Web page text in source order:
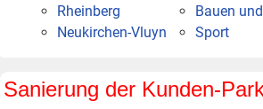
Rheinberg
Neukirchen-Vluyn
Bauen
Sport
Sanierung der Kunden-